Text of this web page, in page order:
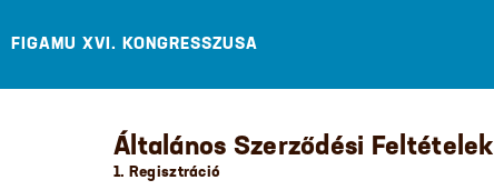
FIGAMU XVI. KONGRESSZUSA
Általános Szerződési Feltételek
1. Regisztráció